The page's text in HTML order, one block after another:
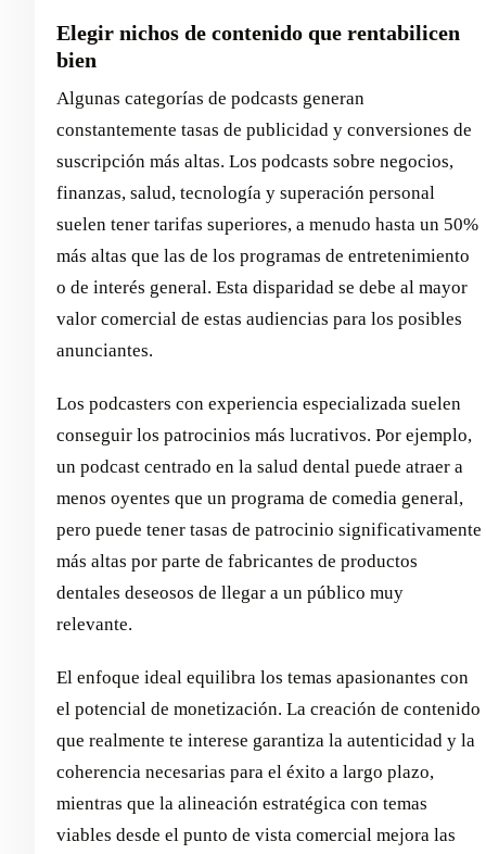
Elegir nichos de contenido que rentabilicen
bien
Algunas categorías de podcasts generan
constantemente tasas de publicidad y conversiones de
suscripción más altas. Los podcasts sobre negocios,
finanzas, salud, tecnología y superación personal
suelen tener tarifas superiores, a menudo hasta un 50%
más altas que las de los programas de entretenimiento
o de interés general. Esta disparidad se debe al mayor
valor comercial de estas audiencias para los posibles
anunciantes.
Los podcasters con experiencia especializada suelen
conseguir los patrocinios más lucrativos. Por ejemplo,
un podcast centrado en la salud dental puede atraer a
menos oyentes que un programa de comedia general,
pero puede tener tasas de patrocinio significativamente
más altas por parte de fabricantes de productos
dentales deseosos de llegar a un público muy
relevante.
El enfoque ideal equilibra los temas apasionantes con
el potencial de monetización. La creación de contenido
que realmente te interese garantiza la autenticidad y la
coherencia necesarias para el éxito a largo plazo,
mientras que la alineación estratégica con temas
viables desde el punto de vista comercial mejora las